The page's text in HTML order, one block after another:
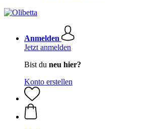
Anmelden
Jetzt anmelden
Bist du neu hier?
Konto erstellen